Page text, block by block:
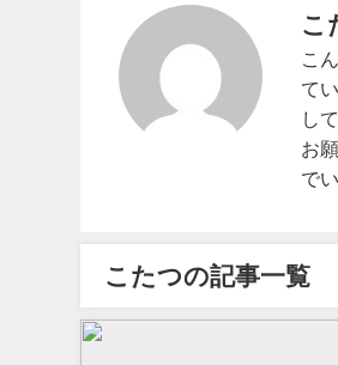
こ
こ
て
し
お
で
こたつの記事一覧